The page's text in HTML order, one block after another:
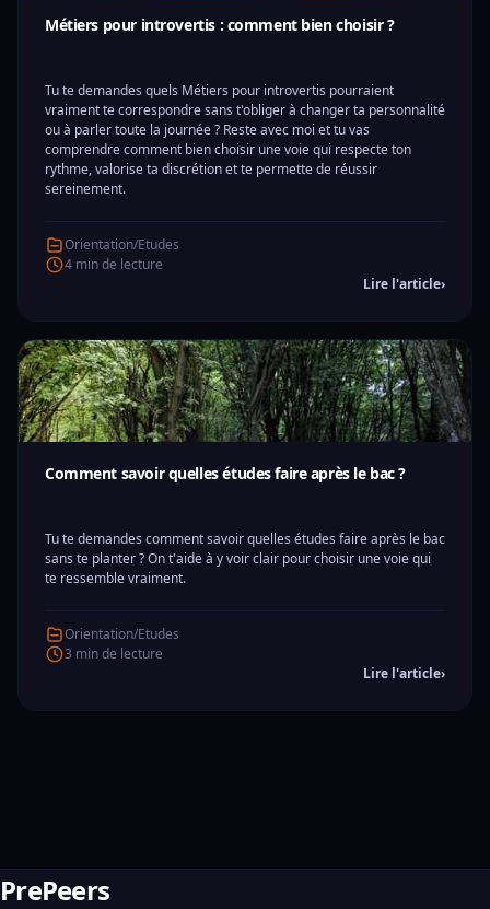
Métiers pour introvertis : comment bien choisir ?
Tu te demandes quels Métiers pour introvertis pourraient
vraiment te correspondre sans t'obliger à changer ta personnalité
ou à parler toute la journée ? Reste avec moi et tu vas
comprendre comment bien choisir une voie qui respecte ton
rythme, valorise ta discrétion et te permette de réussir
sereinement.
Orientation/Etudes
4 min de lecture
Lire l'article›
Comment savoir quelles études faire après le bac ?
Tu te demandes comment savoir quelles études faire après le bac
sans te planter ? On t'aide à y voir clair pour choisir une voie qui
te ressemble vraiment.
Orientation/Etudes
3 min de lecture
Lire l'article›
PrePeers